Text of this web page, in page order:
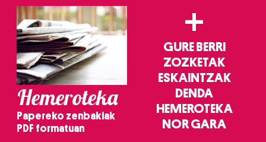
Hemeroteka
Papereko zenbakiak
PDF formatuan
+
GURE BERRI
ZOZKETAK
ESKAINTZAK
DENDA
HEMEROTEKA
NOR GARA